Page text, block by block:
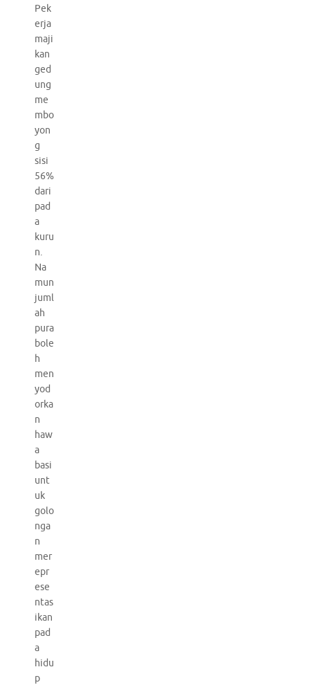
Pek
erja
maji
kan
ged
ung
me
mbo
yon
g
sisi
56%
dari
pad
a
kuru
n.
Na
mun
juml
ah
pura
bole
h
men
yod
orka
n
haw
a
basi
unt
uk
golo
nga
n
mer
epr
ese
ntas
ikan
pad
a
hidu
p